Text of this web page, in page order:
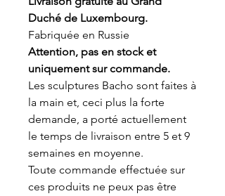
Duché de Luxembourg.
Fabriquée en Russie
Attention, pas en stock et
uniquement sur commande.
Les sculptures Bacho sont faites à
la main et, ceci plus la forte
demande, a porté actuellement
le temps de livraison entre 5 et 9
semaines en moyenne.
Toute commande effectuée sur
ces produits ne peux pas être